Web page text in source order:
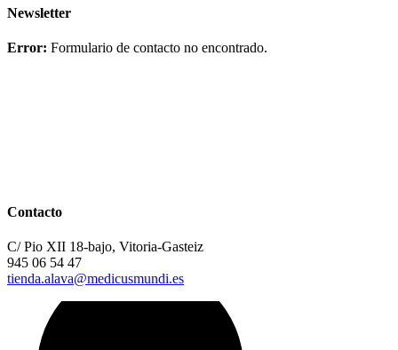
Newsletter
Error: Formulario de contacto no encontrado.
Contacto
C/ Pio XII 18-bajo, Vitoria-Gasteiz
945 06 54 47
tienda.alava@medicusmundi.es